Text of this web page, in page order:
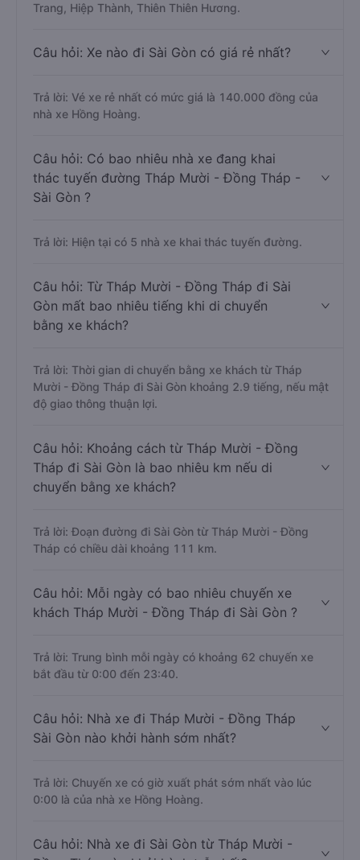
Trang, Hiệp Thành, Thiên Thiên Hương.
Câu hỏi: Xe nào đi Sài Gòn có giá rẻ nhất?
Trả lời: Vé xe rẻ nhất có mức giá là 140.000 đồng của
nhà xe Hồng Hoàng.
Câu hỏi: Có bao nhiêu nhà xe đang khai
thác tuyến đường Tháp Mười - Đồng Tháp -
Sài Gòn ?
Trả lời: Hiện tại có 5 nhà xe khai thác tuyến đường.
Câu hỏi: Từ Tháp Mười - Đồng Tháp đi Sài
Gòn mất bao nhiêu tiếng khi di chuyển
bằng xe khách?
Trả lời: Thời gian di chuyển bằng xe khách từ Tháp
Mười - Đồng Tháp đi Sài Gòn khoảng 2.9 tiếng, nếu mật
độ giao thông thuận lợi.
Câu hỏi: Khoảng cách từ Tháp Mười - Đồng
Tháp đi Sài Gòn là bao nhiêu km nếu di
chuyển bằng xe khách?
Trả lời: Đoạn đường đi Sài Gòn từ Tháp Mười - Đồng
Tháp có chiều dài khoảng 111 km.
Câu hỏi: Mỗi ngày có bao nhiêu chuyến xe
khách Tháp Mười - Đồng Tháp đi Sài Gòn ?
Trả lời: Trung bình mỗi ngày có khoảng 62 chuyến xe
bắt đầu từ 0:00 đến 23:40.
Câu hỏi: Nhà xe đi Tháp Mười - Đồng Tháp
Sài Gòn nào khởi hành sớm nhất?
Trả lời: Chuyến xe có giờ xuất phát sớm nhất vào lúc
0:00 là của nhà xe Hồng Hoàng.
Câu hỏi: Nhà xe đi Sài Gòn từ Tháp Mười -